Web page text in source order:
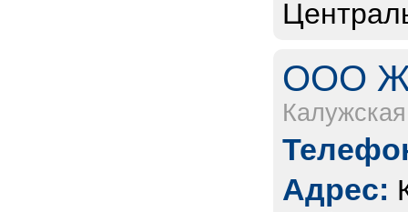
ООО
Адрес: